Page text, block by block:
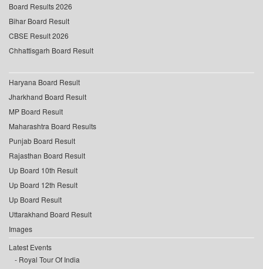
Board Results 2026
Bihar Board Result
CBSE Result 2026
Chhattisgarh Board Result
Haryana Board Result
Jharkhand Board Result
MP Board Result
Maharashtra Board Results
Punjab Board Result
Rajasthan Board Result
Up Board 10th Result
Up Board 12th Result
Up Board Result
Uttarakhand Board Result
Images
Latest Events
Royal Tour Of India